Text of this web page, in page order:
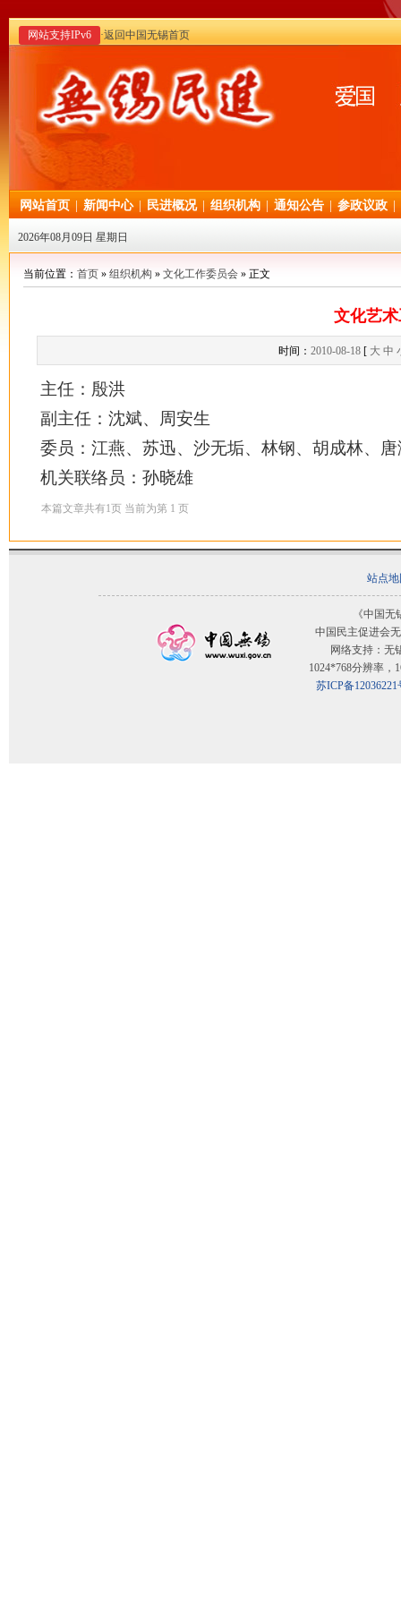
网站支持IPv6 ·返回中国无锡首页
网站首页 新闻中心 民进概况 组织机构 通知公告 参政议政
2026年08月09日 星期日
当前位置： 首页 » 组织机构 » 文化工作委员会 » 正文
文化艺
时间： 2010-08-18 [ 大 中
主任：殷洪
副主任：沈斌、周安生
委员：江燕、苏迅、沙无垢、林钢、胡成林、
机关联络员：孙晓雄
本篇文章共有1页 当前为第 1 页
站点
《中国
中国民主促进会
网络支持：无
1024*768分辨率，
苏ICP备12036221